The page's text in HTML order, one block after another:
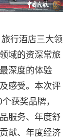
行酒店三大领
域的资深常旅
深度的体验
感受。本次评
获奖品牌，
服务、年度舒
献、年度经济